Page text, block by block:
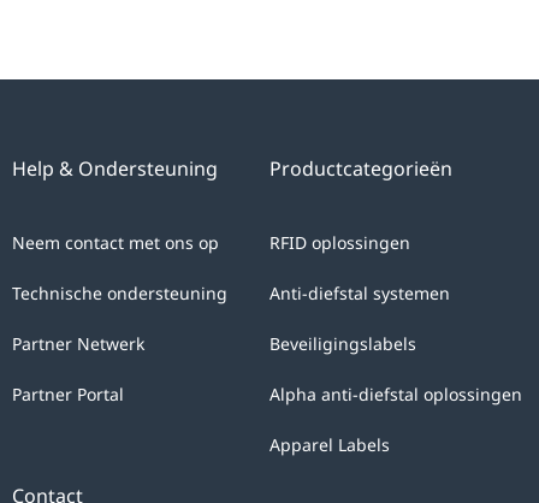
Productcategorieën
RFID oplossingen
Anti-diefstal systemen
Beveiligingslabels
Alpha anti-diefstal oplossingen
Apparel Labels
Help & Ondersteuning
Neem contact met ons op
Technische ondersteuning
Partner Netwerk
Partner Portal
Contact